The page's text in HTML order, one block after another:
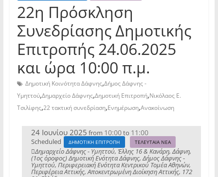
22η Πρόσκληση
Συνεδρίασης Δημοτικής
Επιτροπής 24.06.2025
και ώρα 10:00 π.μ.
Δημοτική Κοινότητα Δάφνης,Δήμος Δάφνης -
Υμηττού,Δημαρχείο Δάφνης,Δημοτική Επιτροπή,Νικόλαος Ε.
Τσιλίφης,22 τακτική συνεδρίαση,Ενημέρωση,Ανακοίνωση
24 Ιουνίου 2025 from 10:00to 11:00
Scheduled ΔΗΜΟΤΙΚΗ ΕΠΙΤΡΟΠΗ ΤΕΛΕΥΤΑΙΑ ΝΕΑ
Δημαρχείο Δάφνης - Υμηττού, Έλλης 16 & Κανάρη, Δάφνη,
(1ος όροφος) Δημοτική Ενότητα Δάφνης, Δήμος Δάφνης -
Υμηττού, Περιφερειακή Ενότητα Κεντρικού Τομέα Αθηνών,
Περιφέρεια Αττικής, Αποκεντρωμένη Διοίκηση Αττικής, 172